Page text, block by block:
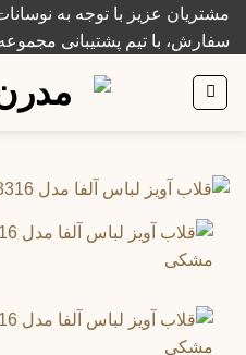
Skipمشتریان عزیز با توجه به
سفارش، با تیم پشتیبانی